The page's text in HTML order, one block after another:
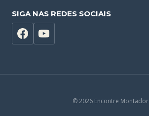
SIGA NAS REDES SOCIAIS
© 2026 Encontre Montador